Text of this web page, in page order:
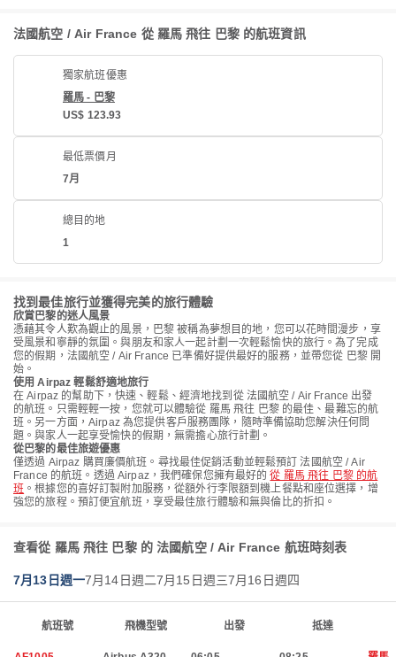
法國航空 / Air France 從 羅馬 飛往 巴黎 的航班資訊
獨家航班優惠
羅馬 - 巴黎
US$ 123.93
最低票價月
7月
總目的地
1
找到最佳旅行並獲得完美的旅行體驗
欣賞巴黎的迷人風景
憑藉其令人歎為觀止的風景，巴黎 被稱為夢想目的地，您可以花時間漫步，享
受風景和寧靜的氛圍。與朋友和家人一起計劃一次輕鬆愉快的旅行。為了完成
您的假期，法國航空 / Air France 已準備好提供最好的服務，並帶您從 巴黎 開
始。
使用 Airpaz 輕鬆舒適地旅行
在 Airpaz 的幫助下，快速、輕鬆、經濟地找到從 法國航空 / Air France 出發
的航班。只需輕輕一按，您就可以體驗從 羅馬 飛往 巴黎 的最佳、最難忘的航
班。另一方面，Airpaz 為您提供客戶服務團隊，隨時準備協助您解決任何問
題。與家人一起享受愉快的假期，無需擔心旅行計劃。
從巴黎的最佳旅遊優惠
僅透過 Airpaz 購買廉價航班。尋找最佳促銷活動並輕鬆預訂 法國航空 / Air
France 的航班。透過 Airpaz，我們確保您擁有最好的從 羅馬 飛往 巴黎 的航
班 。根據您的喜好訂製附加服務，從額外行李限額到機上餐點和座位選擇，增
強您的旅程。預訂便宜航班，享受最佳旅行體驗和無與倫比的折扣。
查看從 羅馬 飛往 巴黎 的 法國航空 / Air France 航班時刻表
7月13日週一7月14日週二7月15日週三7月16日週四
航班號 飛機型號 出發 抵達